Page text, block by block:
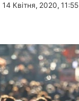
14 Квітня, 2020, 11:55